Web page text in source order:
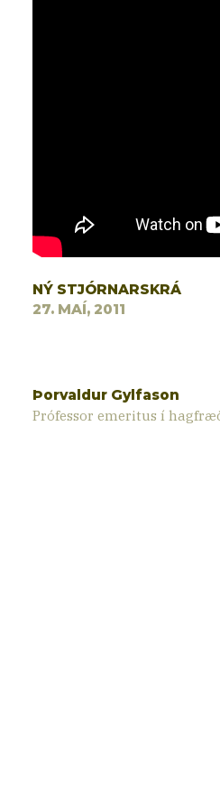
NÝ STJÓRNARSKRÁ
27. MAÍ, 2011
Þorvaldur Gylfason
Prófessor emeritus í